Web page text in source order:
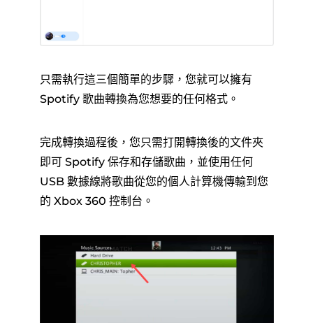
只需執行這三個簡單的步驟，您就可以擁有
Spotify 歌曲轉換為您想要的任何格式。
完成轉換過程後，您只需打開轉換後的文件夾
即可 Spotify 保存和存儲歌曲，並使用任何
USB 數據線將歌曲從您的個人計算機傳輸到您
的 Xbox 360 控制台。